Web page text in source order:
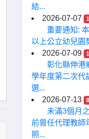
結...
2026-07-07
重要通知:
以上公立幼兒園
2026-07-09
彰化縣伸港
學年度第二次代
選...
2026-07-13
未滿3個月
前曾任代理教師
照...